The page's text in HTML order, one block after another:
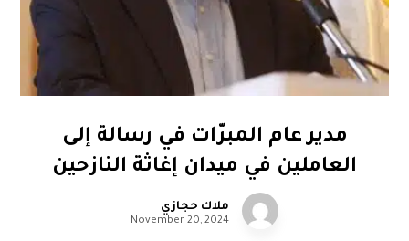
مدير عام المبرّات في رسالة إلى
العاملين في ميدان إغاثة النازحين
ملاك حجازي
November 20, 2024